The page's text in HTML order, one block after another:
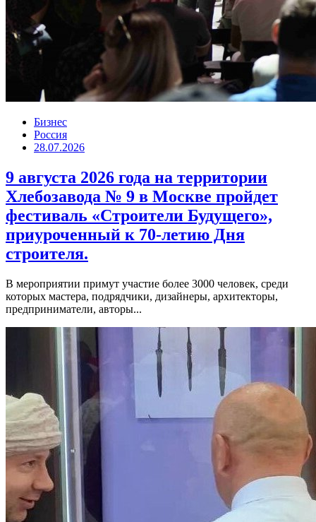
Бизнес
Россия
28.07.2026
9 августа 2026 года на территории
Хлебозавода № 9 в Москве пройдет
фестиваль «Строители Будущего»,
приуроченный к 70-летию Дня
строителя.
В мероприятии примут участие более 3000 человек, среди
которых мастера, подрядчики, дизайнеры, архитекторы,
предприниматели, авторы...